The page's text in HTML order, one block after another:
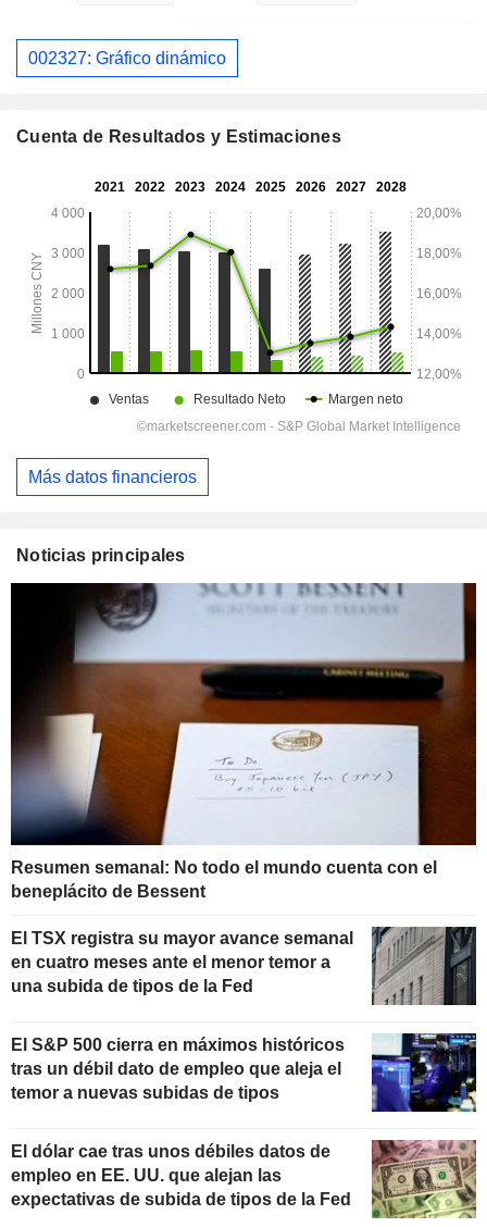
002327: Gráfico dinámico
Cuenta de Resultados y Estimaciones
Más datos financieros
Noticias principales
Resumen semanal: No todo el mundo cuenta con el
beneplácito de Bessent
El TSX registra su mayor avance semanal
en cuatro meses ante el menor temor a
una subida de tipos de la Fed
El S&P 500 cierra en máximos históricos
tras un débil dato de empleo que aleja el
temor a nuevas subidas de tipos
El dólar cae tras unos débiles datos de
empleo en EE. UU. que alejan las
expectativas de subida de tipos de la Fed